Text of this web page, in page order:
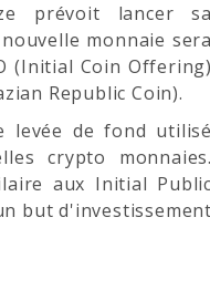
prévoit lancer
monnaie
(Initial Coin
Republic Coin).
levée de fond
crypto
aux Initial
but